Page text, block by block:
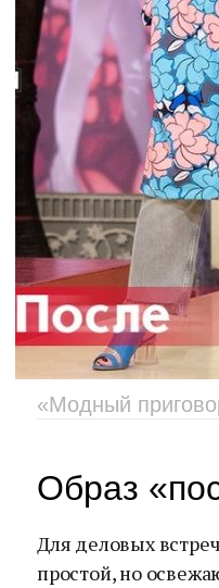
«Модный
Образ
Для деловых
простой, но